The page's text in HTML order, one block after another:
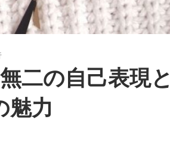
二の自己表現と
魅力